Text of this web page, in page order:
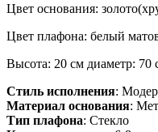
Цвет основания:
Цвет плафона: белый
Высота: 20 см диаметр:
Стиль исполнения:
Материал основания:
Тип плафона: Стекло